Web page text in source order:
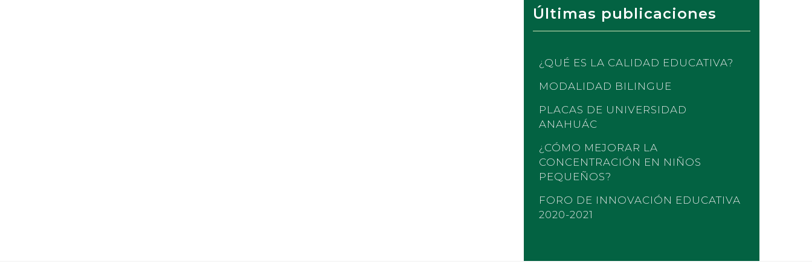
Últimas publicaciones
¿QUÉ ES LA CALIDAD EDUCATIVA?
MODALIDAD BILINGUE
PLACAS DE UNIVERSIDAD
ANAHUÁC
¿CÓMO MEJORAR LA
CONCENTRACIÓN EN NIÑOS
PEQUEÑOS?
FORO DE INNOVACIÓN EDUCATIVA
2020-2021